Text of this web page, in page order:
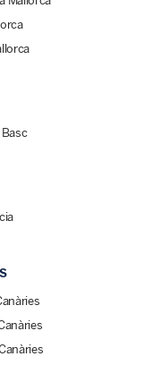
Basc